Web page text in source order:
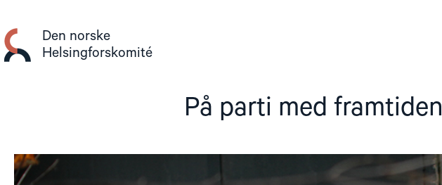
innhold
Den norske
Helsingforskomité
På parti med framtiden